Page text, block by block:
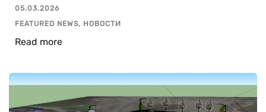
05.03.2026
FEATURED NEWS, НОВОСТИ
Read more